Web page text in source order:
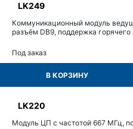
LK249
Коммуникационный модуль
разъём DB9, поддержка
Под заказ
В КОРЗИНУ
LK220
Модуль ЦП с частотой 667 МГц,